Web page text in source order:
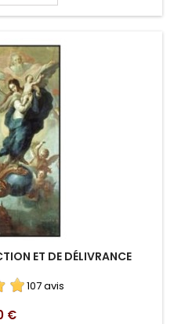
ET DE DÉLIVRANCE
107 avis
€